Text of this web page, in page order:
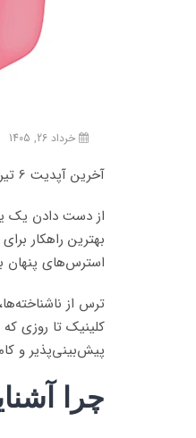
خرداد 26, 1405
آخرین آپدیت 6 تیر 1405
از دست دادن یک
بهترین راهکار
استرس‌های پنهان
ترس از
کلینیک تا روزی
پیش‌بینی‌پذیر و
چرا